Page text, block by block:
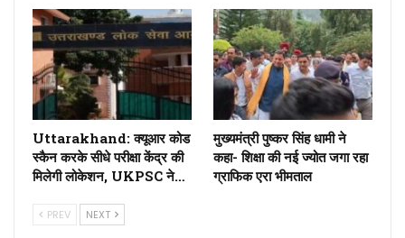
Uttarakhand: क्यूआर कोड
स्कैन करके सीधे परीक्षा केंद्र की
मिलेगी लोकेशन, UKPSC ने…
मुख्यमंत्री पुष्कर सिंह धामी ने
कहा- शिक्षा की नई ज्योत जगा रहा
ग्राफिक एरा भीमताल
PREV NEXT